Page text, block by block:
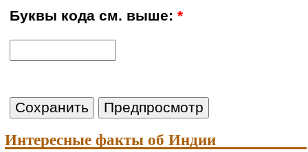
Буквы кода см. выше:*
Интересные факты об Индии